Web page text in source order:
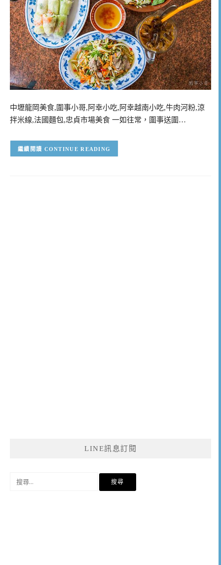
中壢龍岡美食,圍事小哥,阿幸小吃,阿幸越南小吃,牛肉河粉,涼
拌米線,法國麵包,忠貞市場美食 一如往常，圍事送圍…
CONTINUE READING
LINE訊息訂閱